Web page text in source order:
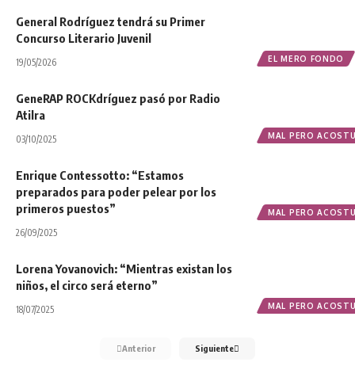
EL MERO FONDO
General Rodríguez tendrá su Primer
Concurso Literario Juvenil
19/05/2026
MAL PERO
GeneRAP ROCKdríguez pasó por Radio
Atilra
03/10/2025
MAL PERO
Enrique Contessotto: “Estamos
preparados para poder pelear por los
primeros puestos”
26/09/2025
MAL PERO
Lorena Yovanovich: “Mientras existan los
niños, el circo será eterno”
18/07/2025
Anterior Siguiente